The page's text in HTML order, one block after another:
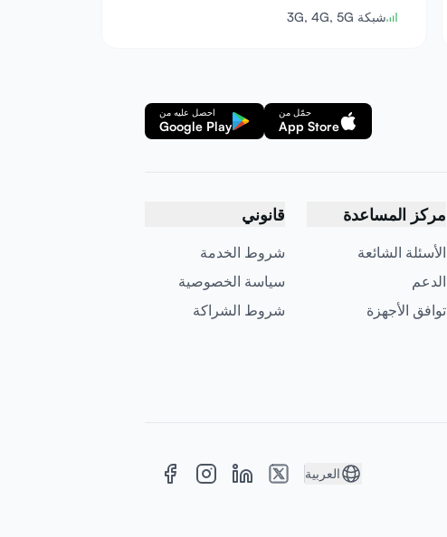
شبكة 3G, 4G, 5G
حمّل من
App Store
احصل عليه من
Google Play
مركز المساعدة
الأسئلة الشائعة
الدعم
توافق الأجهزة
قانوني
شروط الخدمة
سياسة الخصوصية
شروط الشراكة
العربية